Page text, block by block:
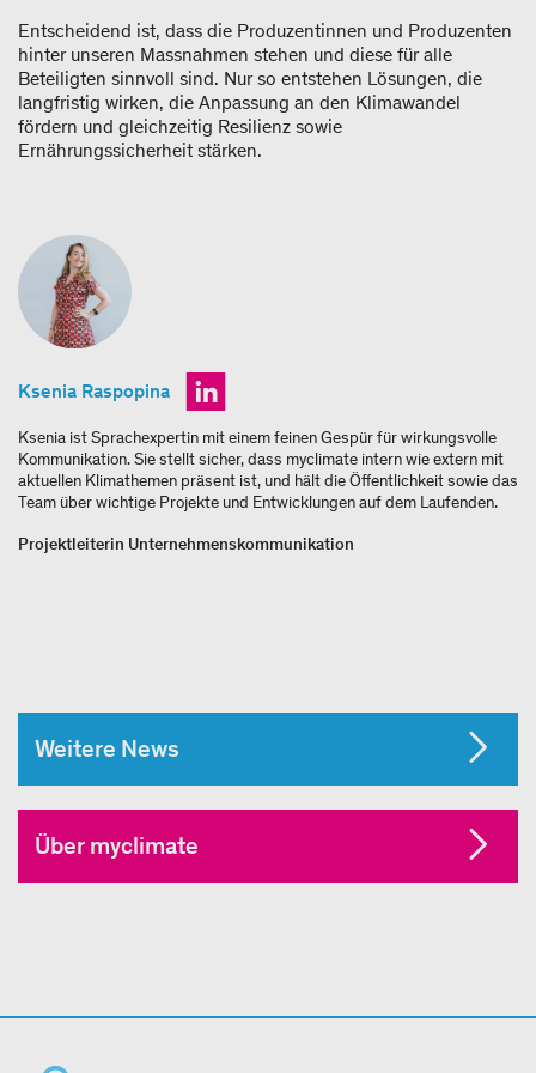
Entscheidend ist, dass die Produzentinnen und Produzenten
hinter unseren Massnahmen stehen und diese für alle
Beteiligten sinnvoll sind. Nur so entstehen Lösungen, die
langfristig wirken, die Anpassung an den Klimawandel
fördern und gleichzeitig Resilienz sowie
Ernährungssicherheit stärken.
Ksenia Raspopina
Ksenia ist Sprachexpertin mit einem feinen Gespür für wirkungsvolle
Kommunikation. Sie stellt sicher, dass myclimate intern wie extern mit
aktuellen Klimathemen präsent ist, und hält die Öffentlichkeit sowie das
Team über wichtige Projekte und Entwicklungen auf dem Laufenden.
Projektleiterin Unternehmenskommunikation
Weitere News
Über myclimate